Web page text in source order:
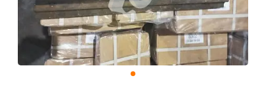
sksale@skdst.ru
+7 (499) 394-50-93